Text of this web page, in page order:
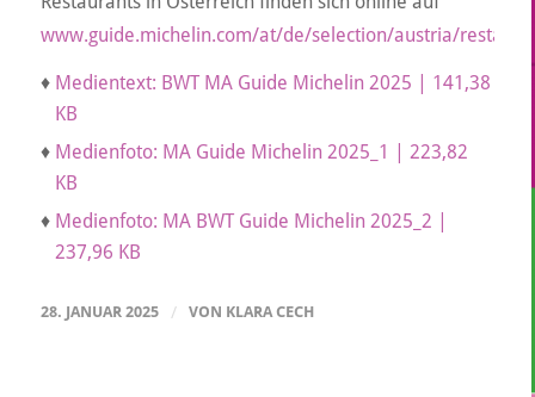
www.guide.michelin.com/at/de/selection/austria/
♦ Medientext: BWT MA Guide Michelin 2025 | 141,38
KB
♦ Medienfoto: MA Guide Michelin 2025_1 | 223,82
KB
♦ Medienfoto: MA BWT Guide Michelin 2025_2 |
237,96 KB
28. JANUAR 2025 / VON KLARA CECH